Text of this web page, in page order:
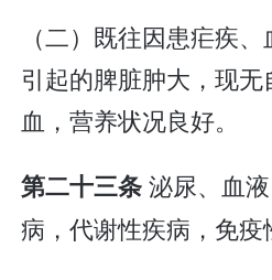
（二）既往因患疟疾
引起的脾脏肿大，现
血，营养状况良好。
第二十三条泌尿、血
病，代谢性疾病，免疫